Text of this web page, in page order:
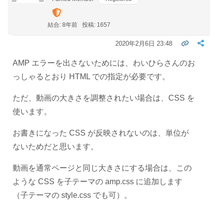
結合: 8年前 投稿: 1657
2020年2月6日 23:48
AMP エラーを出さないためには、わいひらさんのお
っしゃるとおり HTML での指定が必要です。
ただ、動画の大きさを調整されたい場合は、CSS を
使います。
お書きになった CSS が反映されないのは、単位が
ないためだと思います。
動画を通常ページと同じ大きさにする場合は、この
ような CSS を子テーマの amp.css に追加します
（子テーマの style.css でも可）。